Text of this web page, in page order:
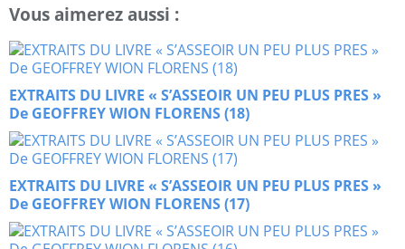
Vous aimerez aussi :
EXTRAITS DU LIVRE « S’ASSEOIR UN PEU PLUS PRES »
De GEOFFREY WION FLORENS (18)
EXTRAITS DU LIVRE « S’ASSEOIR UN PEU PLUS PRES »
De GEOFFREY WION FLORENS (17)